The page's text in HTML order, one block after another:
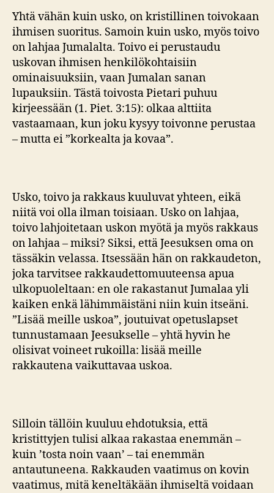
Yhtä vähän kuin usko, on kristillinen toivokaan
ihmisen suoritus. Samoin kuin usko, myös toivo
on lahjaa Jumalalta. Toivo ei perustaudu
uskovan ihmisen henkilökohtaisiin
ominaisuuksiin, vaan Jumalan sanan
lupauksiin. Tästä toivosta Pietari puhuu
kirjeessään (1. Piet. 3:15): olkaa alttiita
vastaamaan, kun joku kysyy toivonne perustaa
– mutta ei ”korkealta ja kovaa”.
Usko, toivo ja rakkaus kuuluvat yhteen, eikä
niitä voi olla ilman toisiaan. Usko on lahjaa,
toivo lahjoitetaan uskon myötä ja myös rakkaus
on lahjaa – miksi? Siksi, että Jeesuksen oma on
tässäkin velassa. Itsessään hän on rakkaudeton,
joka tarvitsee rakkaudettomuuteensa apua
ulkopuoleltaan: en ole rakastanut Jumalaa yli
kaiken enkä lähimmäistäni niin kuin itseäni.
”Lisää meille uskoa”, joutuivat opetuslapset
tunnustamaan Jeesukselle – yhtä hyvin he
olisivat voineet rukoilla: lisää meille
rakkautena vaikuttavaa uskoa.
Silloin tällöin kuuluu ehdotuksia, että
kristittyjen tulisi alkaa rakastaa enemmän –
kuin ’tosta noin vaan’ – tai enemmän
antautuneena. Rakkauden vaatimus on kovin
vaatimus, mitä keneltäkään ihmiseltä voidaan